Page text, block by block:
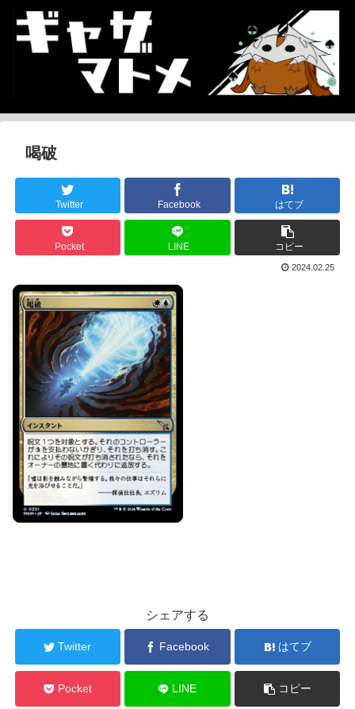
喝破
Twitter Facebook はてブ
Pocket LINE コピー
2024.02.25
シェアする
Twitter Facebook はてブ
Pocket LINE コピー